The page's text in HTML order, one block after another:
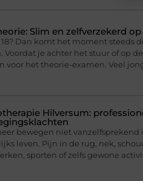
Slim en zelfverzekerd
Dan komt het moment steeds
Voordat je achter het stuur of op
voor het theorie-examen. Veel
Hilversum:
bewegen niet
leven. Pijn in de rug, nek,
sporten of zelfs gewone